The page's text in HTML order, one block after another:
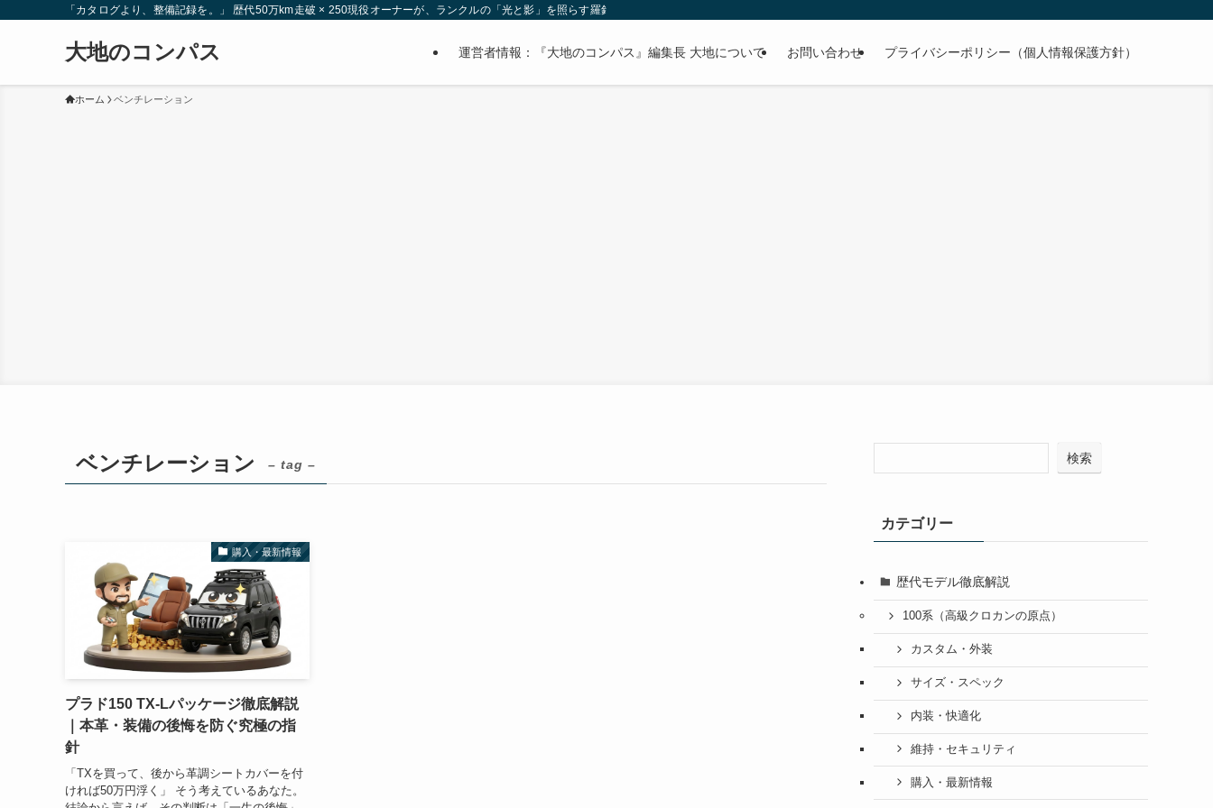
「カタログより、整備記録を。」 歴代50万km走破 × 250現役オーナーが、ランクルの「光と影」を照らす羅針盤。
大地のコンパス 運営者情報：『大地のコンパス』編集長 大地について お問い合わせ プライバシーポリシー（個人情報保護方針）
ホーム ベンチレーション
ベンチレーション – tag –
購入・最新情報
プラド150 TX-Lパッケージ徹底解説
｜本革・装備の後悔を防ぐ究極の指
針
「TXを買って、後から革調シートカバーを付
ければ50万円浮く」 そう考えているあなた。
検索
カテゴリー
歴代モデル徹底解説
100系（高級クロカンの原点）
カスタム・外装
サイズ・スペック
内装・快適化
維持・セキュリティ
購入・最新情報